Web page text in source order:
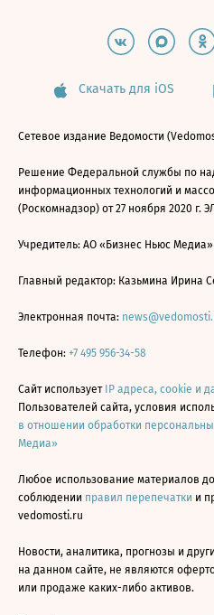
Скачать для iOS
Сетевое издание Ведомости
Решение Федеральной службы по
информационных технологий и
(Роскомнадзор) от 27 ноября 2020 г.
Учредитель: АО «Бизнес Ньюс Медиа»
Главный редактор: Казьмина Ирина
Электронная почта:
Телефон: +7 495 956-34-58
Сайт использует IP адреса, cookie и
Пользователей сайта, условия
в отношении обработки
Медиа»
Любое использование материалов
соблюдении правил перепечатки и
vedomosti.ru
Новости, аналитика, прогнозы и
на данном сайте, не являются
или продаже каких-либо активов.